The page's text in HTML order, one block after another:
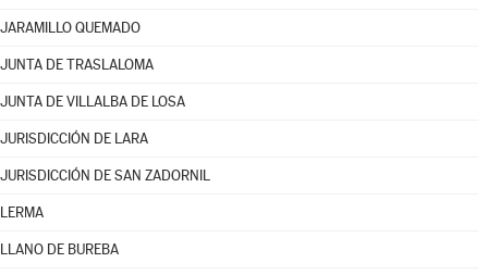
JARAMILLO QUEMADO
JUNTA DE TRASLALOMA
JUNTA DE VILLALBA DE LOSA
JURISDICCIÓN DE LARA
JURISDICCIÓN DE SAN ZADORNIL
LERMA
LLANO DE BUREBA